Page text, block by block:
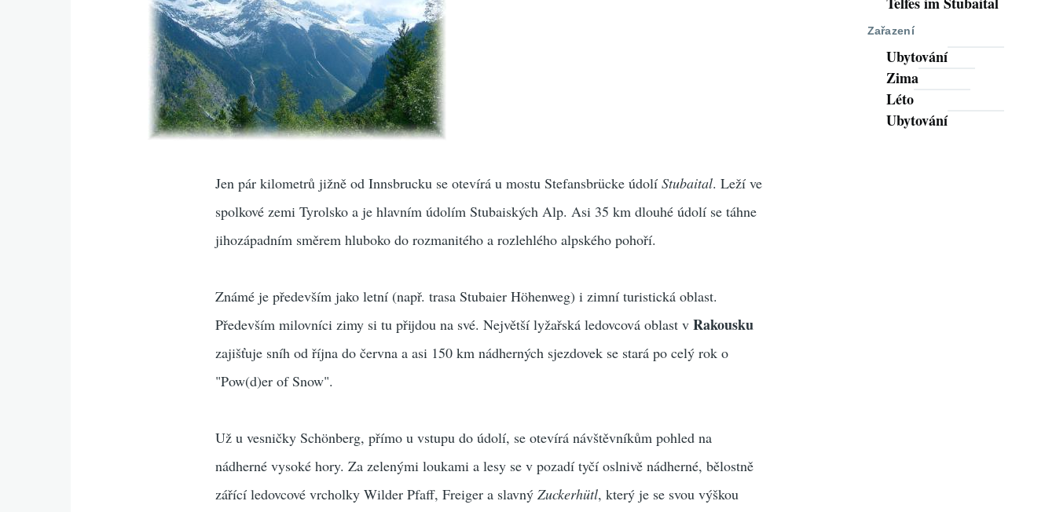
Jen pár kilometrů jižně od Innsbrucku se otevírá u mostu Stefansbrücke údolíStubaital. Leží ve
spolkové zemi Tyrolsko a je hlavním údolím Stubaiských Alp. Asi 35 km dlouhé údolí se táhne
jihozápadním směrem hluboko do rozmanitého a rozlehlého alpského pohoří.
Známé je především jako letní (např. trasa Stubaier Höhenweg) i zimní turistická oblast.
Především milovníci zimy si tu přijdou na své. Největší lyžařská ledovcová oblast vRakousku
zajišťuje sníh od října do června a asi 150 km nádherných sjezdovek se stará po celý rok o
"Pow(d)er of Snow".
Už u vesničky Schönberg, přímo u vstupu do údolí, se otevírá návštěvníkům pohled na
nádherné vysoké hory. Za zelenými loukami a lesy se v pozadí tyčí oslnivě nádherné, bělostně
zářící ledovcové vrcholky Wilder Pfaff, Freiger a slavnýZuckerhütl, který je se svou výškou
Zařazení
Ubytování
Zima
Léto
Ubytování